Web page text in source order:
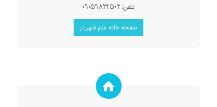
تلفن: ۰۹۰۵۹۸۲۴۵۰۲
صفحه خانه علم شهریار